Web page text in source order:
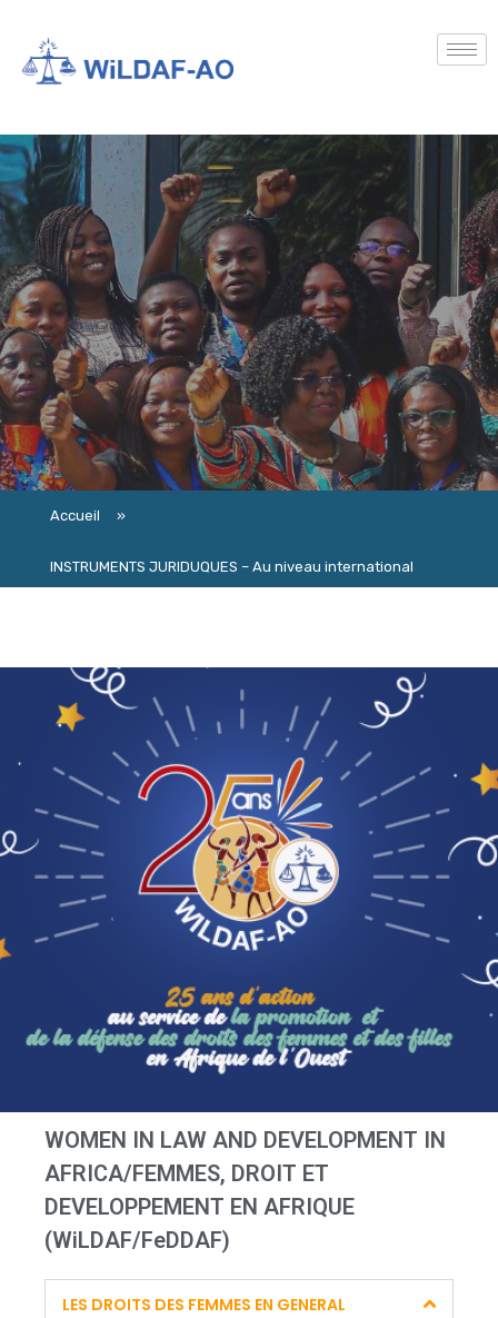
Accueil »
INSTRUMENTS JURIDUQUES – Au niveau international
WOMEN IN LAW AND DEVELOPMENT IN
AFRICA/FEMMES, DROIT ET
DEVELOPPEMENT EN AFRIQUE
(WiLDAF/FeDDAF)
LES DROITS DES FEMMES EN GENERAL